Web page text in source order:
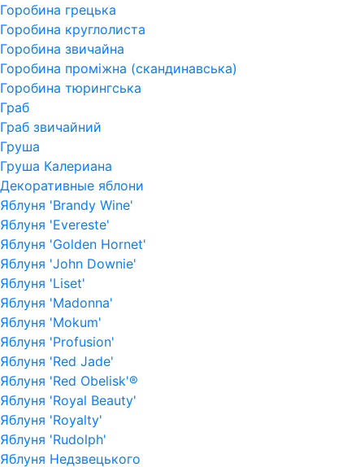
Горобина грецька
Горобина круглолиста
Горобина звичайна
Горобина проміжна (скандинавська)
Горобина тюрингська
Граб
Граб звичайний
Груша
Груша Калериана
Декоративные яблони
Яблуня 'Brandy Wine'
Яблуня 'Evereste'
Яблуня 'Golden Hornet'
Яблуня 'John Downie'
Яблуня 'Liset'
Яблуня 'Madonna'
Яблуня 'Mokum'
Яблуня 'Profusion'
Яблуня 'Red Jade'
Яблуня 'Red Obelisk'®
Яблуня 'Royal Beauty'
Яблуня 'Royalty'
Яблуня 'Rudolph'
Яблуня Недзвецького